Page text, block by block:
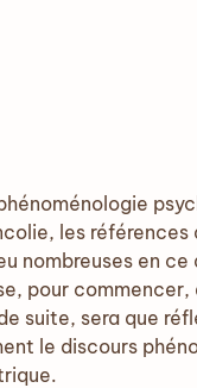
les
nombreuses en
pour
suite, sera que
le discours